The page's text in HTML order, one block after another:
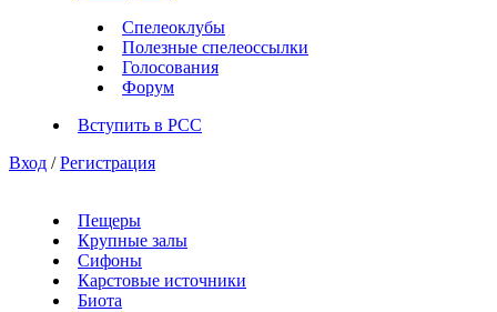
Спелеоклубы
Полезные спелеоссылки
Голосования
Форум
Вступить в РСС
Вход / Регистрация
Пещеры
Крупные залы
Сифоны
Карстовые источники
Биота